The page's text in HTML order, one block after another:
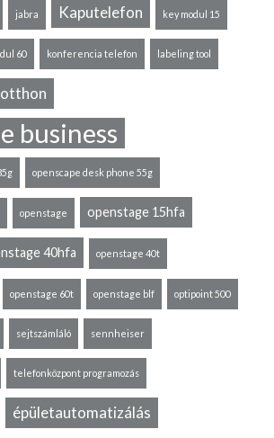
jabra Kaputelefon key modul 15
60 konferencia telefon labeling tool
business
openscape desk phone 55g
openstage openstage 15hfa
40hfa openstage 40t
openstage 60t openstage blf optipoint 500
sejtszámláló sennheiser
telefonközpont programozás
épületautomatizálás